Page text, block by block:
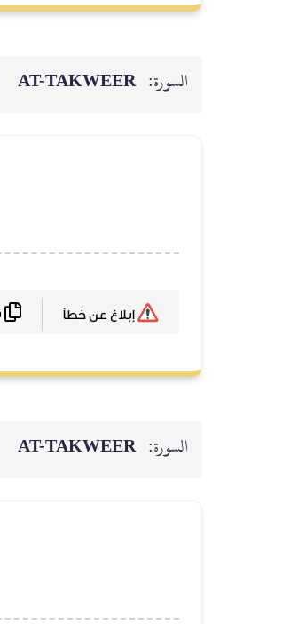
السورة: AT-TAKWEER
السورة: AT-TAKWEER